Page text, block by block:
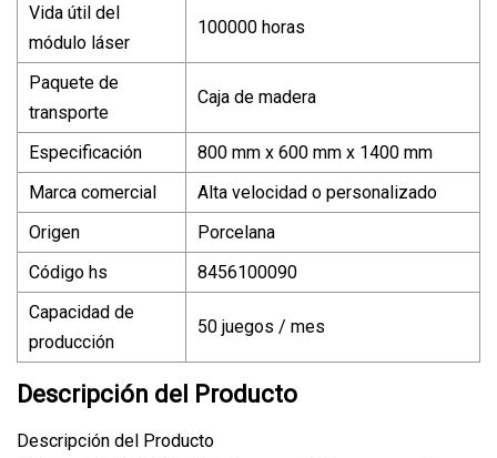
Vida útil del
módulo láser
100000 horas
Paquete de
transporte
Caja de madera
Especificación
800 mm x 600 mm x 1400 mm
Marca comercial
Alta velocidad o personalizado
Origen
Porcelana
Código hs
8456100090
Capacidad de
producción
50 juegos / mes
Descripción del Producto
Descripción del Producto